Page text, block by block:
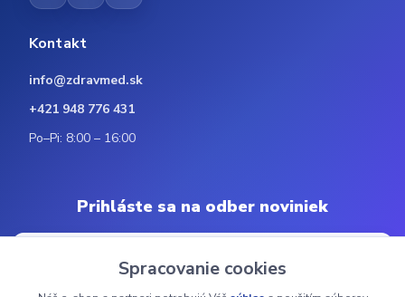
Kontakt
info@zdravmed.sk
+421 948 776 431
Po–Pi: 8:00 – 16:00
Prihláste sa na odber noviniek
Spracovanie cookies